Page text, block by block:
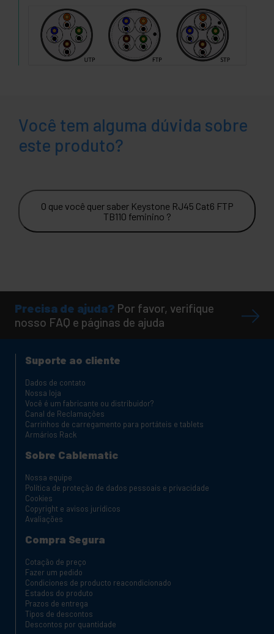
Você tem alguma dúvida sobre
este produto?
O que você quer saber Keystone RJ45 Cat6 FTP
TB110 feminino ?
Precisa de ajuda? Por favor, verifique
nosso FAQ e páginas de ajuda
Suporte ao cliente
Dados de contato
Nossa loja
Você é um fabricante ou distribuidor?
Canal de Reclamações
Carrinhos de carregamento para portáteis e tablets
Armários Rack
Sobre Cablematic
Nossa equipe
Política de proteção de dados pessoais e privacidade
Cookies
Copyright e avisos jurídicos
Avaliações
Compra Segura
Cotação de preço
Fazer um pedido
Condiciones de producto reacondicionado
Estados do produto
Prazos de entrega
Tipos de descontos
Descontos por quantidade